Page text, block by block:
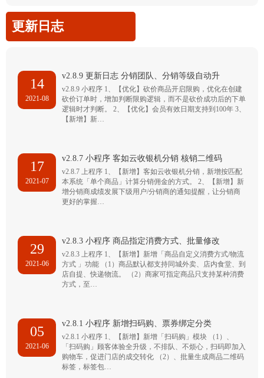
更新日志
14
2021-08
v2.8.9 更新日志 分销团队、分销等级自动升
v2.8.9 小程序 1、【优化】砍价商品开启限购，优化在创建
砍价订单时，增加判断限购逻辑，而不是砍价成功后的下单
逻辑时才判断。 2、【优化】会员有效日期支持到100年 3、
【新增】新…
17
2021-07
v2.8.7 小程序 客如云收银机分销 核销二维码
v2.8.7 上程序 1、【新增】客如云收银机分销，新增按匹配
本系统「单个商品」计算分销佣金的方式。 2、【新增】新
增分销商成绩发展下级用户/分销商的通知提醒，让分销商
更好的掌握…
29
2021-06
v2.8.3 小程序 商品指定消费方式、批量修改
v2.8.3 上程序 1、【新增】新增「商品自定义消费方式/物流
方式 」功能 （1）商品默认都支持同城外卖、店内食堂、到
店自提、快递物流。 （2）商家可指定商品只支持某种消费
方式，至…
05
2021-06
v2.8.1 小程序 新增扫码购、票券绑定分类
v2.8.1 小程序 1、【新增】新增「扫码购」模块 （1）、
「扫码购」顾客体验全升级，不排队、不烦心，扫码即加入
购物车，促进门店的成交转化 （2）、批量生成商品二维码
标签，标签包…